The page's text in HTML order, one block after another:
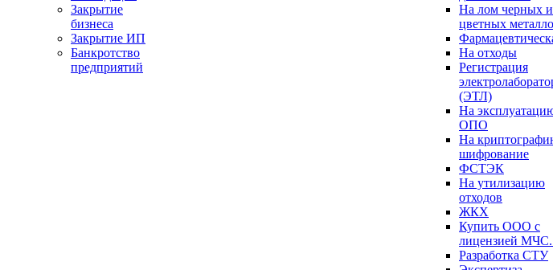
Закрытие
бизнеса
Закрытие ИП
Банкротство
предприятий
На лом черных и
цветных
На отходы
Регистрация
(ЭТЛ)
На
ОПО
На
шифрование
ФСТЭК
На утилизацию
отходов
ЖКХ
Купить ООО с
лицензией
Разработка СТУ